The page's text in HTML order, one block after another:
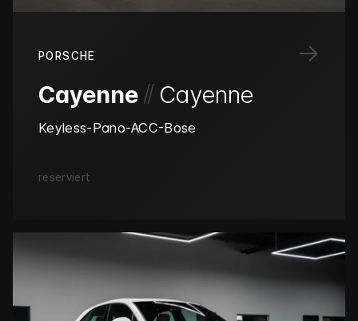
→
PORSCHE
Cayenne// Cayenne
Keyless-Pano-ACC-Bose
reserviert